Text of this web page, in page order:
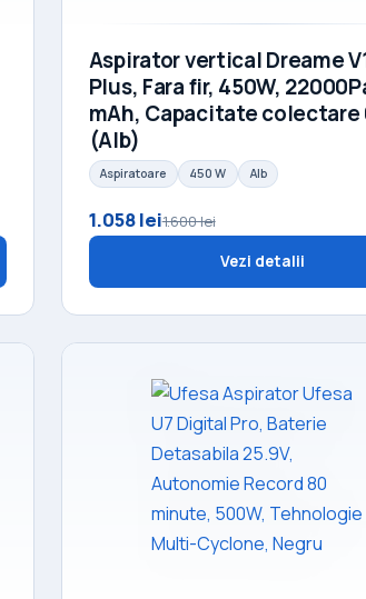
Aspirator vertical Dreame
Plus, Fara fir, 450W,
mAh, Capacitate colectare
(Alb)
Aspiratoare 450 W Alb
1.058 lei1.600 lei
Vezi detalii